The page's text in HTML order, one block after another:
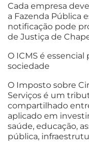
Cada empresa
a Fazenda Pública
notificação pode
de Justiça de
O ICMS é essencial
sociedade
O Imposto sobre
Serviços é um
compartilhado
aplicado em
saúde, educação,
pública,